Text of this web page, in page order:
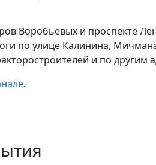
Воробьевых и проспекте
по улице Калинина,
и по другим
.